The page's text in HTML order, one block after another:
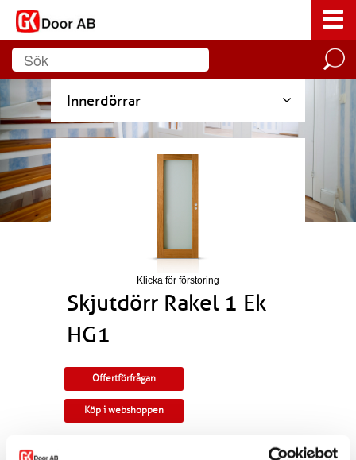
Innerdörrar
Klicka för förstoring
Skjutdörr Rakel 1 Ek
HG1
Offertförfrågan
Köp i webshoppen